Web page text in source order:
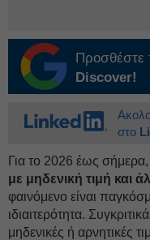
Προσθέστε
Discover!
στο
Για το 2026 έως
με μηδενική τιμή και
φαινόμενο είναι
ιδιαιτερότητα.
μηδενικές ή αρνητικές